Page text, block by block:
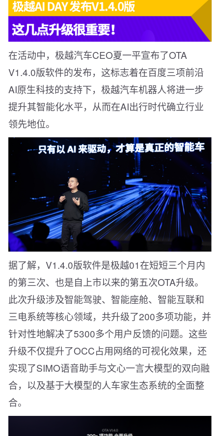
在活动中，极越汽车CEO夏一平宣布了OTA
V1.4.0版软件的发布，这标志着在百度三项前沿
AI原生科技的支持下，极越汽车机器人将进一步
提升其智能化水平，从而在AI出行时代确立行业
领先地位。
据了解，V1.4.0版软件是极越01在短短三个月内
的第三次、也是自上市以来的第五次OTA升级。
此次升级涉及智能驾驶、智能座舱、智能互联和
三电系统等核心领域，共升级了200多项功能，并
针对性地解决了5300多个用户反馈的问题。这些
升级不仅提升了OCC占用网络的可视化效果，还
实现了SIMO语音助手与文心一言大模型的双向融
合，以及基于大模型的人车家生态系统的全面整
合。